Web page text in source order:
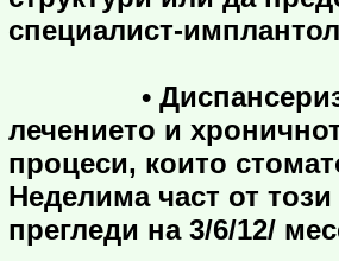
специалист-
•
лечението и
процеси, които
Неделима част от
прегледи на 3/6/12/